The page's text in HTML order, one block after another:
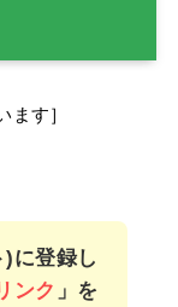
ます］
に登録し
ンク 」を